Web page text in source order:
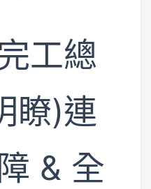
工總
瞭)連
& 全